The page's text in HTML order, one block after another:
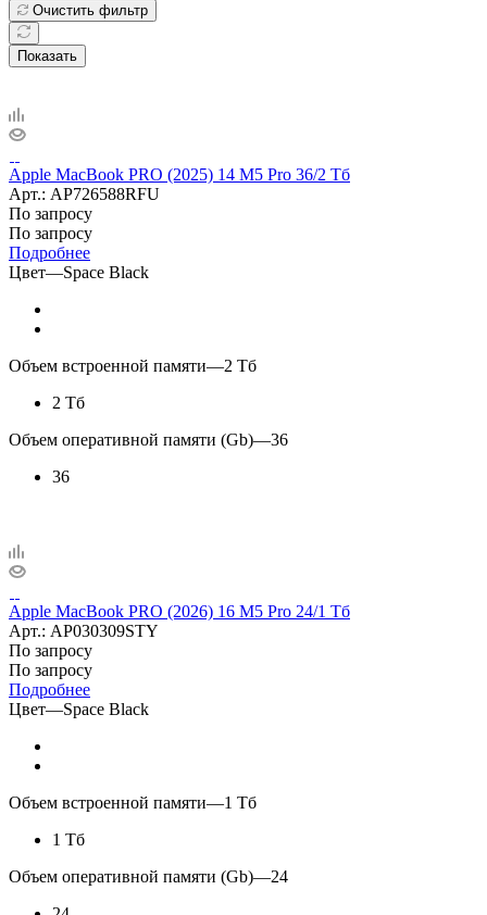
Очистить фильтр
Показать
Apple MacBook PRO (2025) 14 M5 Pro 36/2 Тб
Арт.: AP726588RFU
По запросу
По запросу
Подробнее
Цвет—Space Black
Объем встроенной памяти—2 Тб
2 Тб
Объем оперативной памяти (Gb)—36
36
Apple MacBook PRO (2026) 16 M5 Pro 24/1 Тб
Арт.: AP030309STY
По запросу
По запросу
Подробнее
Цвет—Space Black
Объем встроенной памяти—1 Тб
1 Тб
Объем оперативной памяти (Gb)—24